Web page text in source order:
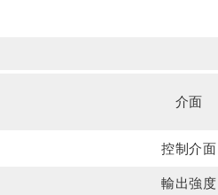
介面
控制介面
輸出強度